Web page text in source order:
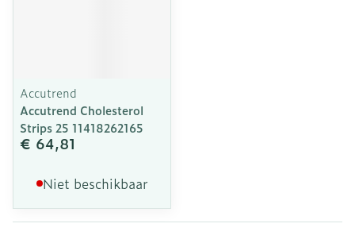
Accutrend
Accutrend Cholesterol
Strips 25 11418262165
€ 64,81
Niet beschikbaar